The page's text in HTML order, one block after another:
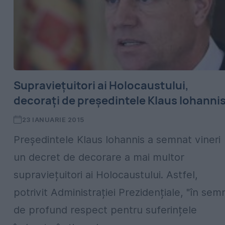
Supraviețuitori ai Holocaustului,
decorați de președintele Klaus
23 IANUARIE 2015
Președintele Klaus Iohannis a semnat vineri
un decret de decorare a mai multor
supraviețuitori ai Holocaustului. Astfel,
potrivit Administrației Prezidențiale, "în
de profund respect pentru suferințele